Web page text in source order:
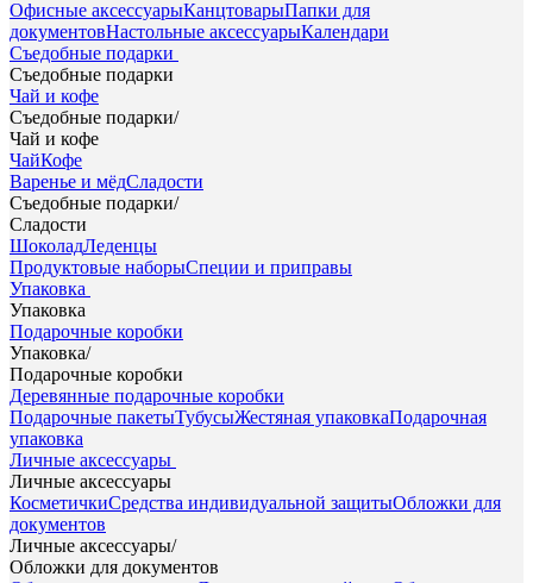
Офисные аксессуарыКанцтоварыПапки для
документовНастольные аксессуарыКалендари
Съедобные подарки
Съедобные подарки
Чай и кофе
Съедобные подарки/
Чай и кофе
ЧайКофе
Варенье и мёдСладости
Съедобные подарки/
Сладости
ШоколадЛеденцы
Продуктовые наборыСпеции и приправы
Упаковка
Упаковка
Подарочные коробки
Упаковка/
Подарочные коробки
Деревянные подарочные коробки
Подарочные пакетыТубусыЖестяная упаковкаПодарочная
упаковка
Личные аксессуары
Личные аксессуары
КосметичкиСредства индивидуальной защитыОбложки для
документов
Личные аксессуары/
Обложки для документов